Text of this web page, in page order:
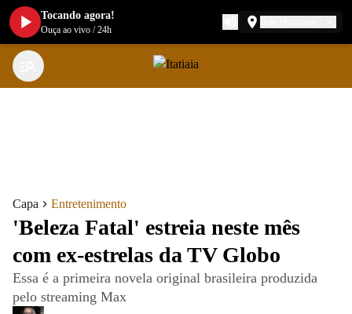
Capa Entretenimento
'Beleza Fatal' estreia neste mês
com ex-estrelas da TV Globo
Essa é a primeira novela original brasileira produzida
pelo streaming Max
Tocando agora!
Ouça ao vivo /24h